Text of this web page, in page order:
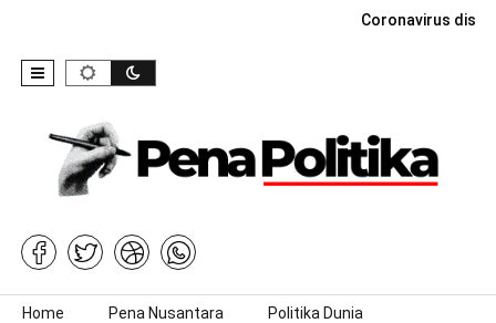
Coronavirus
Skip to content
Home Pena Nusantara Politika Dunia